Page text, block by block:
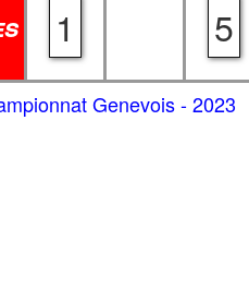
1 5
Genevois - 2023